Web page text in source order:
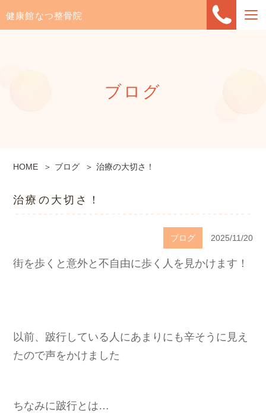
健康館なつ整骨院
ブログ
HOME ブログ 治療の大切さ！
治療の大切さ！
ブログ 2025/11/20
街を歩くと意外と不自由に歩く人を見かけます！
以前、跛行している人にあまりにも辛そうに見え
たので声をかけました
ちなみに跛行とは…